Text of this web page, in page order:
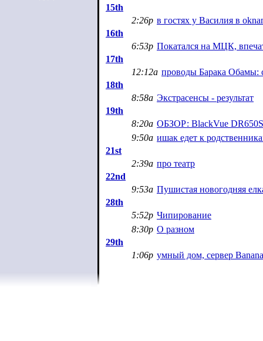
15th
2:26p в гостях у Василия в
16th
6:53p Покатался на МЦК,
17th
12:12a проводы Барака Обамы:
18th
8:58a Экстрасенсы - результат
19th
8:20a ОБЗОР: BlackVue
9:50a ишак едет к
21st
2:39a про театр
22nd
9:53a Пушистая новогодняя
28th
5:52p Чипирование
8:30p О разном
29th
1:06p умный дом, cервер